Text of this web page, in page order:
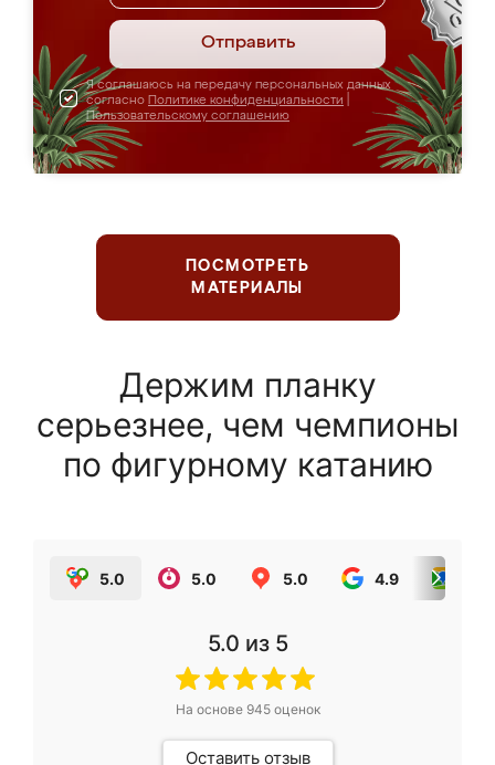
Отправить
Я соглашаюсь на передачу персональных данных
согласно Политике конфиденциальности
Пользовательскому соглашению
ПОСМОТРЕТЬ
МАТЕРИАЛЫ
Держим планку
серьезнее, чем чемпионы
по фигурному катанию
5.0 5.0 5.0 4.9
5.0 из 5
На основе 945оценок
Оставить отзыв